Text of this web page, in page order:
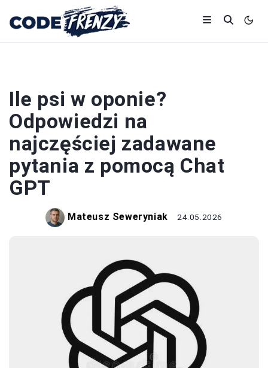
Ile psi w oponie?
Odpowiedzi na
najczęściej zadawane
pytania z pomocą Chat
GPT
Mateusz Seweryniak 24.05.2026